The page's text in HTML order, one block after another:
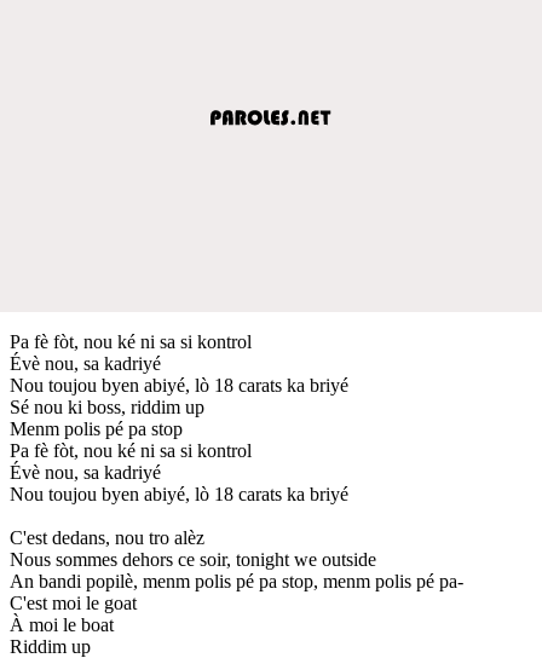
Pa fè fòt, nou ké ni sa si kontrol
Évè nou, sa kadriyé
Nou toujou byen abiyé, lò 18 carats ka briyé
Sé nou ki boss, riddim up
Menm polis pé pa stop
Pa fè fòt, nou ké ni sa si kontrol
Évè nou, sa kadriyé
Nou toujou byen abiyé, lò 18 carats ka briyé
C'est dedans, nou tro alèz
Nous sommes dehors ce soir, tonight we outside
An bandi popilè, menm polis pé pa stop, menm polis pé pa-
C'est moi le goat
À moi le boat
Riddim up